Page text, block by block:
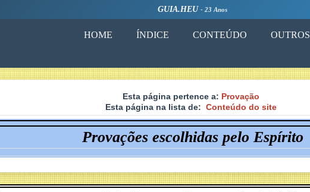
GUIA.HEU - 23 Anos
HOME ÍNDICE CONTEÚDO OUTROS
Esta página pertence a: Provação
Esta página na lista de: Conteúdo do site
Provações escolhidas pelo Espírito